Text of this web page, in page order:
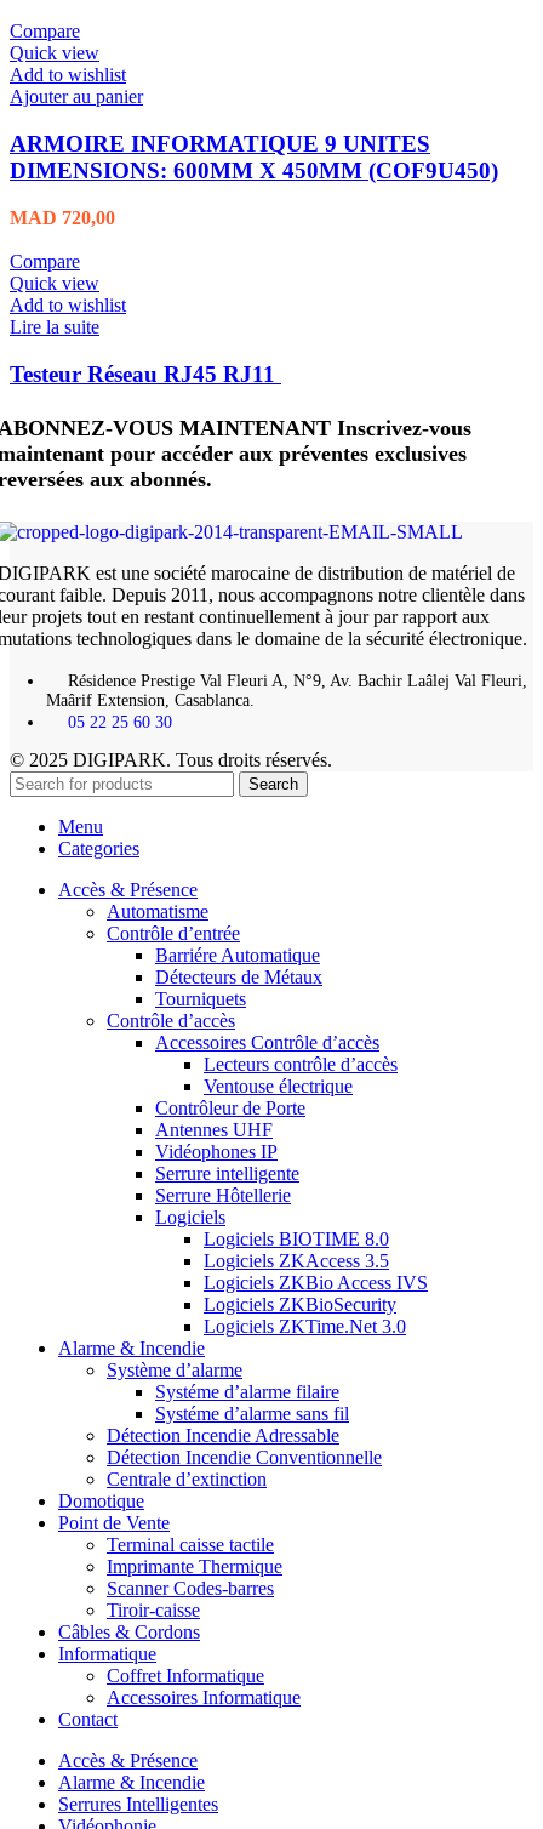
Compare
Quick view
Add to wishlist
Ajouter au panier
ARMOIRE INFORMATIQUE 9 UNITES
DIMENSIONS: 600MM X 450MM (COF9U450)
MAD 720,00
Compare
Quick view
Add to wishlist
Lire la suite
Testeur Réseau RJ45 RJ11
VOUS MAINTENANT Inscrivez-vous
pour accéder aux préventes exclusives
aux abonnés.
est une société marocaine de distribution de matériel de
faible. Depuis 2011, nous accompagnons notre clientèle dans
projets tout en restant continuellement à jour par rapport aux
technologiques dans le domaine de la sécurité électronique.
Résidence Prestige Val Fleuri A, N°9, Av. Bachir Laâlej Val Fleuri,
Maârif Extension, Casablanca.
05 22 25 60 30
© 2025 DIGIPARK. Tous droits réservés.
Search
Menu
Categories
Accès & Présence
Automatisme
Contrôle d’entrée
Barriére Automatique
Détecteurs de Métaux
Tourniquets
Contrôle d’accès
Accessoires Contrôle d’accès
Lecteurs contrôle d’accès
Ventouse électrique
Contrôleur de Porte
Antennes UHF
Vidéophones IP
Serrure intelligente
Serrure Hôtellerie
Logiciels
Logiciels BIOTIME 8.0
Logiciels ZKAccess 3.5
Logiciels ZKBio Access IVS
Logiciels ZKBioSecurity
Logiciels ZKTime.Net 3.0
Alarme & Incendie
Système d’alarme
Systéme d’alarme filaire
Systéme d’alarme sans fil
Détection Incendie Adressable
Détection Incendie Conventionnelle
Centrale d’extinction
Domotique
Point de Vente
Terminal caisse tactile
Imprimante Thermique
Scanner Codes-barres
Tiroir-caisse
Câbles & Cordons
Informatique
Coffret Informatique
Accessoires Informatique
Contact
Accès & Présence
Alarme & Incendie
Serrures Intelligentes